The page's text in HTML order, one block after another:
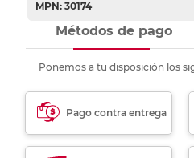
MPN: 30174
Métodos de pago
Ponemos a tu disposición los
Pago contra entrega